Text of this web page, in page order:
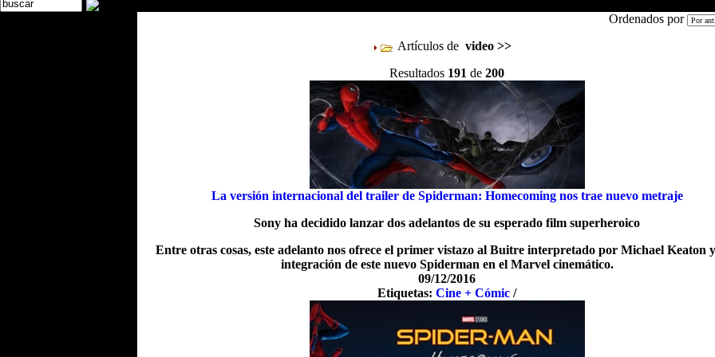
Ordenados por
Artículos de video >>
Resultados 191 de 200
La versión internacional del trailer de Spiderman: Homecoming nos trae nuevo metraje
Sony ha decidido lanzar dos adelantos de su esperado film superheroico
Entre otras cosas, este adelanto nos ofrece el primer vistazo al Buitre interpretado por Michael Keaton
integración de este nuevo Spiderman en el Marvel cinemático.
09/12/2016
Etiquetas: Cine + Cómic /